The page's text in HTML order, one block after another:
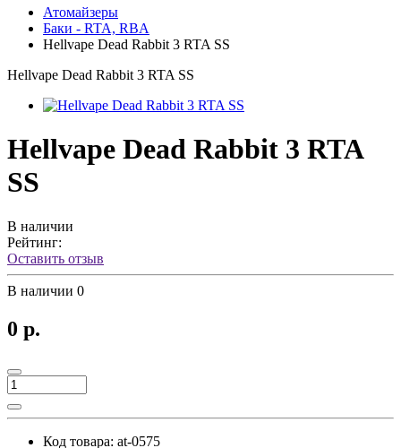
Атомайзеры
Баки - RTA, RBA
Hellvape Dead Rabbit 3 RTA SS
Hellvape Dead Rabbit 3 RTA SS
Hellvape Dead Rabbit 3 RTA
SS
В наличии
Рейтинг:
Оставить отзыв
В наличии 0
0 р.
Код товара: at-0575